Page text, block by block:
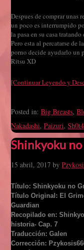
Despues de comprar unas
un poco es interrumpido
la pasa en su casa
Pero esta al percatarse de
porno decide ayudarlo un
Ritsu XD
[Continuar Leyendo y
Posted in:Big Breasts,
Nakadashi,Paizuri,Sh0t4
Shinkyoku
15 abril, 2017 by
Título: Shinkyoku no
Título Original: El
Guardian
Recopilado en:
historia- Cap. 7
Traducción: Galen
Corrección: